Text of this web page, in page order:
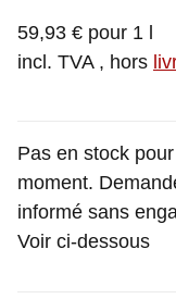
59,93 € pour 1 l
incl. TVA , hors
Pas en stock
moment.
informé sans
Voir ci-dessous